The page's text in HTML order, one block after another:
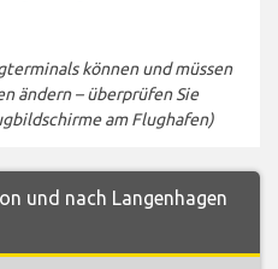
können und müssen
ändern – überprüfen Sie
am Flughafen)
und nach Langenhagen